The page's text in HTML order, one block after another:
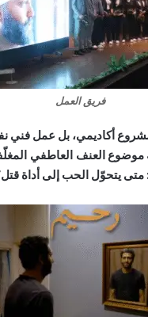
فريق العمل
أكاديمي، بل عمل فني
موضوع العنف العاطفي
يتحوّل الحب إلى أداة